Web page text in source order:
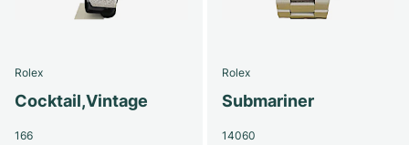
Rolex
Cocktail,Vintage
166
Rolex
Submariner
14060